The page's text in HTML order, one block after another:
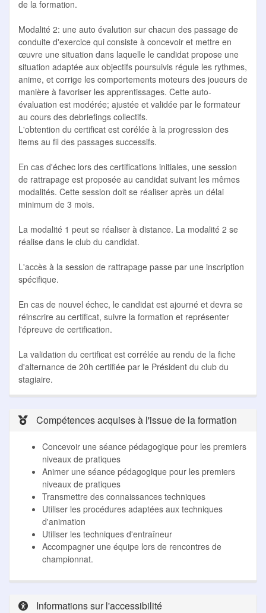
de la formation.
Modalité 2: une auto évalution sur chacun des passage de
conduite d'exercice qui consiste à concevoir et mettre en
œuvre une situation dans laquelle le candidat propose une
situation adaptée aux objectifs poursuivis régule les rythmes,
anime, et corrige les comportements moteurs des joueurs de
manière à favoriser les apprentissages. Cette auto-
évaluation est modérée; ajustée et validée par le formateur
au cours des debriefings collectifs.
L'obtention du certificat est corélée à la progression des
items au fil des passages successifs.
En cas d'échec lors des certifications initiales, une session
de rattrapage est proposée au candidat suivant les mêmes
modalités. Cette session doit se réaliser après un délai
minimum de 3 mois.
La modalité 1 peut se réaliser à distance. La modalité 2 se
réalise dans le club du candidat.
L'accès à la session de rattrapage passe par une inscription
spécifique.
En cas de nouvel échec, le candidat est ajourné et devra se
réinscrire au certificat, suivre la formation et représenter
l'épreuve de certification.
La validation du certificat est corrélée au rendu de la fiche
d'alternance de 20h certifiée par le Président du club du
stagiaire.
Compétences acquises à l'issue de la formation
Concevoir une séance pédagogique pour les premiers
niveaux de pratiques
Animer une séance pédagogique pour les premiers
niveaux de pratiques
Transmettre des connaissances techniques
Utiliser les procédures adaptées aux techniques
d'animation
Utiliser les techniques d'entraîneur
Accompagner une équipe lors de rencontres de
championnat.
Informations sur l'accessibilité